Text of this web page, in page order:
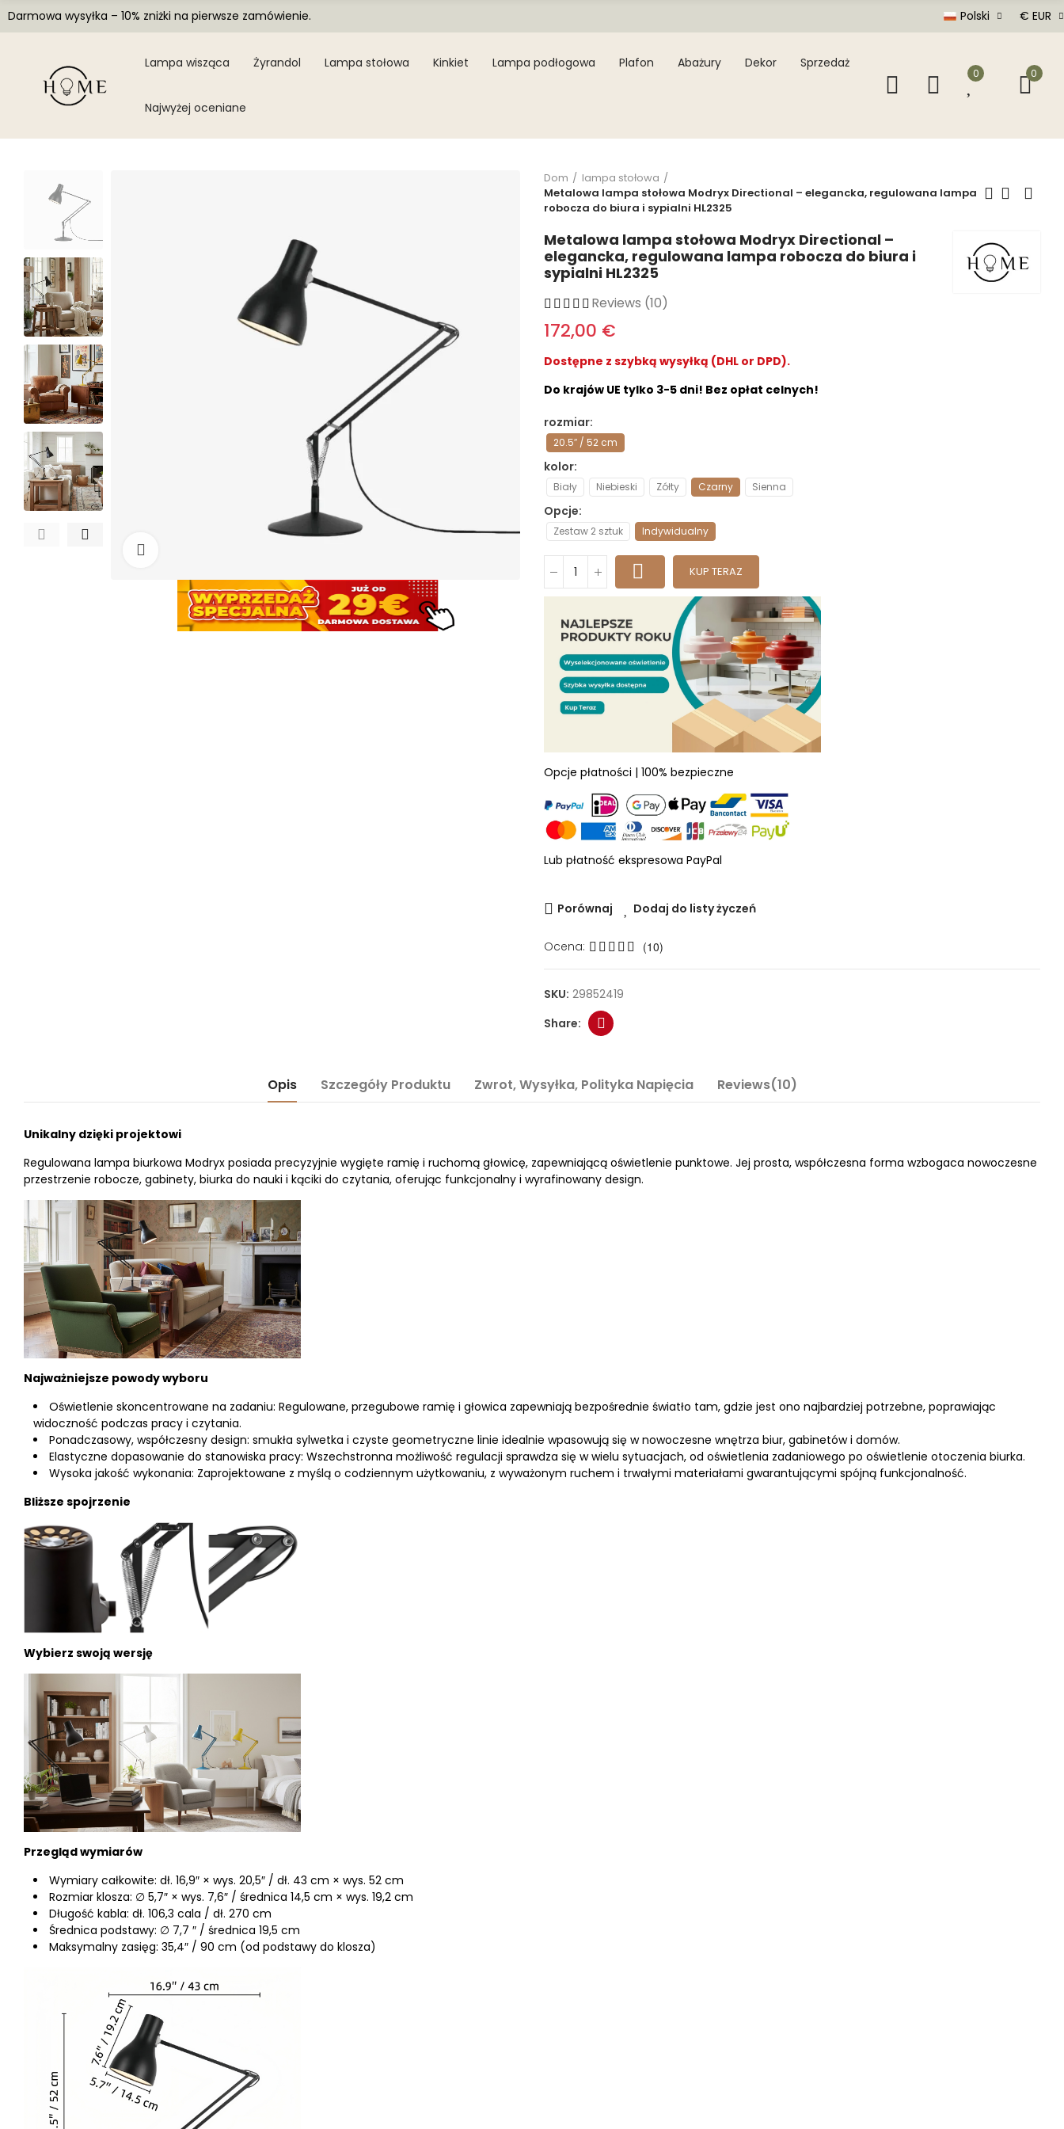
Darmowa wysyłka – 10% zniżki na pierwsze zamówienie. Polski € EUR
Lampa wisząca Żyrandol Lampa stołowa Kinkiet Lampa podłogowa Plafon Abażury Dekor Sprzedaż
Najwyżej oceniane
0 0
Dom
lampa stołowa
Metalowa lampa stołowa Modryx Directional – elegancka, regulowana lampa
robocza do biura i sypialni HL2325
Metalowa lampa stołowa Modryx Directional –
elegancka, regulowana lampa robocza do biura i
sypialni HL2325
Reviews (10)
172,00 €
Dostępne z szybką wysyłką (DHL or DPD).
Do krajów UE tylko 3-5 dni! Bez opłat celnych!
rozmiar
20.5″ / 52 cm
kolor
Biały Niebieski Zółty Czarny Sienna
Opcje
Zestaw 2 sztuk Indywidualny
KUP TERAZ
Opcje płatności | 100% bezpieczne
Lub płatność ekspresowa PayPal
Porównaj Dodaj do listy życzeń
Ocena: (10)
SKU: 29852419
Opis Szczegóły Produktu Zwrot, Wysyłka, Polityka Napięcia Reviews(10)
Unikalny dzięki projektowi
Regulowana lampa biurkowa Modryx posiada precyzyjnie wygięte ramię i ruchomą głowicę, zapewniającą oświetlenie punktowe. Jej prosta, współczesna forma wzbogaca nowoczesne
przestrzenie robocze, gabinety, biurka do nauki i kąciki do czytania, oferując funkcjonalny i wyrafinowany design.
Najważniejsze powody wyboru
Oświetlenie skoncentrowane na zadaniu: Regulowane, przegubowe ramię i głowica zapewniają bezpośrednie światło tam, gdzie jest ono najbardziej potrzebne, poprawiając
widoczność podczas pracy i czytania.
Ponadczasowy, współczesny design: smukła sylwetka i czyste geometryczne linie idealnie wpasowują się w nowoczesne wnętrza biur, gabinetów i domów.
Elastyczne dopasowanie do stanowiska pracy: Wszechstronna możliwość regulacji sprawdza się w wielu sytuacjach, od oświetlenia zadaniowego po oświetlenie otoczenia biurka.
Wysoka jakość wykonania: Zaprojektowane z myślą o codziennym użytkowaniu, z wyważonym ruchem i trwałymi materiałami gwarantującymi spójną funkcjonalność.
Bliższe spojrzenie
Wybierz swoją wersję
Przegląd wymiarów
Wymiary całkowite: dł. 16,9″ × wys. 20,5″ / dł. 43 cm × wys. 52 cm
Rozmiar klosza: ∅ 5,7″ × wys. 7,6″ / średnica 14,5 cm × wys. 19,2 cm
Długość kabla: dł. 106,3 cala / dł. 270 cm
Średnica podstawy: ∅ 7,7 ″ / średnica 19,5 cm
Maksymalny zasięg: 35,4″ / 90 cm (od podstawy do klosza)